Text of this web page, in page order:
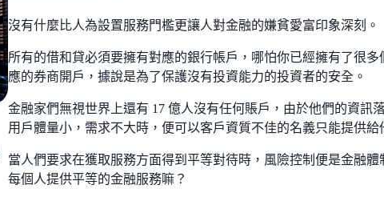
沒有什麼比人為設置服務門檻更讓人對金融的嫌貧愛富印象深刻。
所有的借和貸必須要擁有對應的銀行帳戶，哪怕你已經擁有了很
應的券商開戶，據說是為了保護沒有投資能力的投資者的安全。
金融家們無視世界上還有 17 億人沒有任何賬戶，由於他們的資訊
用戶體量小，需求不大時，便可以客戶資質不佳的名義只能提供給
當人們要求在獲取服務方面得到平等對待時，風險控制便是金融
每個人提供平等的金融服務嘛？